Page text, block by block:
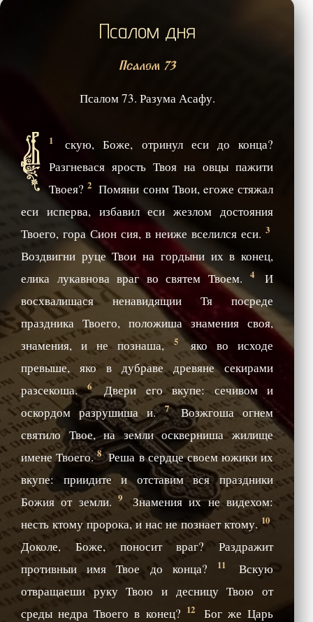
Псалом дня
Псалом 73
Псалом 73. Разума Асафу.
1
В
скую, Боже, отринул еси до конца?
Разгневася ярость Твоя на овцы пажити
Твоея?2 Помяни сонм Твои, eгоже стяжал
еси исперва, избавил еси жезлом достояния
Твоего, гора Сион сия, в неиже вселился еси.3
Воздвигни руце Твои на гордыни их в конец,
елика лукавнова враг во святем Твоем.
4
И
восхвалишася ненавидящии Тя посреде
праздника Твоего, положиша знамения своя,
знамения, и не познаша,
5 яко во исходе
превыше, яко в дубраве древяне секирами
разсекоша.6 Двери eго вкупе: сечивом и
оскордом разрушиша и.7 Возжгоша огнем
святило Твое, на земли оскверниша жилище
имене Твоего.8 Реша в сердце своем южики их
вкупе: приидите и отставим вся праздники
Божия от земли.9 Знамения их не видехом:
несть ктому пророка, и нас не познает ктому.10
Доколе, Боже, поносит враг? Раздражит
противныи имя Твое до конца?
11
Вскую
отвращаеши руку Твою и десницу Твою от
среды недра Твоего в конец? 12
Бог же Царь